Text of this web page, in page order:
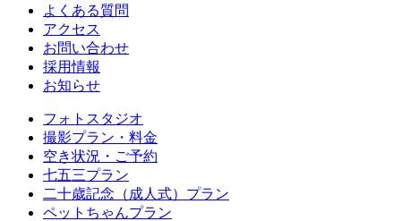
よくある質問
アクセス
お問い合わせ
採用情報
お知らせ
フォトスタジオ
撮影プラン・料金
空き状況・ご予約
七五三プラン
二十歳記念（成人式）プラン
ペットちゃんプラン